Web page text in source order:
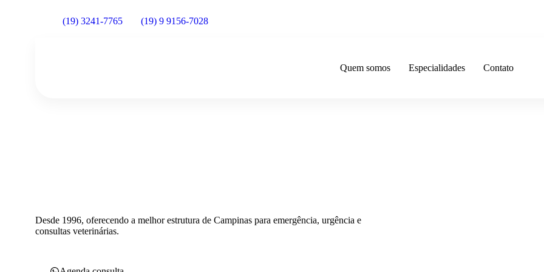
(19) 3241-7765 (19) 9 9156-7028
Quem somos Especialidades Contato
Desde 1996, oferecendo a melhor estrutura de Campinas para emergência, urgência e
consultas veterinárias.